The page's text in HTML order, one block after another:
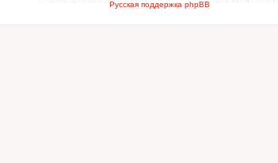
Русская поддержка phpBB